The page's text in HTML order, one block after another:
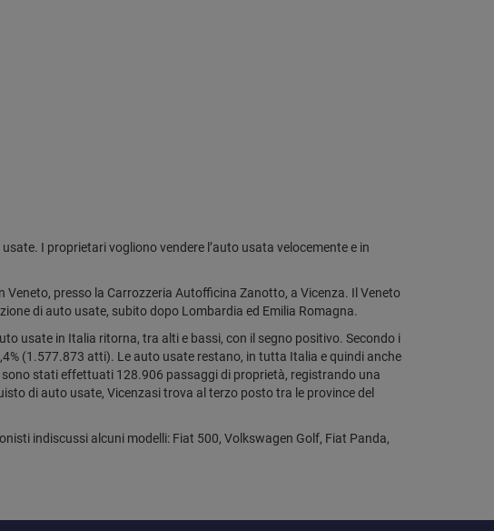
I proprietari vogliono vendere l’auto usata velocemente e in
presso la Carrozzeria Autofficina Zanotto, a Vicenza. Il Veneto
di auto usate, subito dopo Lombardia ed Emilia Romagna.
usate in Italia ritorna, tra alti e bassi, con il segno positivo. Secondo i
(1.577.873 atti). Le auto usate restano, in tutta Italia e quindi anche
stati effettuati 128.906 passaggi di proprietà, registrando una
di auto usate, Vicenzasi trova al terzo posto tra le province del
indiscussi alcuni modelli: Fiat 500, Volkswagen Golf, Fiat Panda,